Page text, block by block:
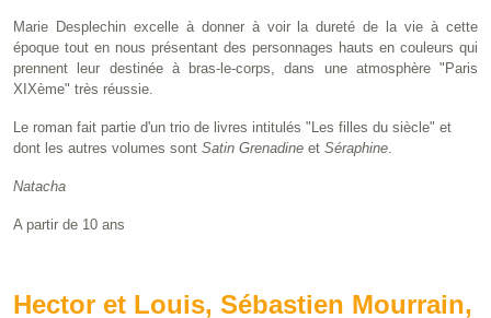
Marie Desplechin excelle à donner à voir la dureté de la vie à cette
époque tout en nous présentant des personnages hauts en couleurs qui
prennent leur destinée à bras-le-corps, dans une atmosphère "Paris
XIXème" très réussie.
Le roman fait partie d'un trio de livres intitulés "Les filles du siècle" et
dont les autres volumes sont Satin Grenadine et Séraphine
Natacha
A partir de 10 ans
Hector et Louis, Sébastien Mourrain,